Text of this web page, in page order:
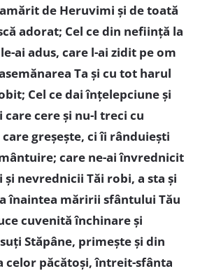
de Heruvimi şi de toată
adorat; Cel ce din nefiinţă la
ai adus, care l-ai zidit pe om
Ta şi cu tot harul
Cel ce dai înţelepciune şi
cere şi nu-l treci cu
greşeşte, ci îi rânduieşti
care ne-ai învrednicit
nevrednicii Tăi robi, a sta şi
înaintea măririi sfântului Tău
cuvenită închinare şi
Stăpâne, primeşte şi din
celor păcătoşi, întreit-sfânta